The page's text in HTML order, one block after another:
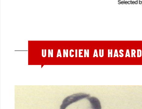
UN ANCIEN AU HASARD